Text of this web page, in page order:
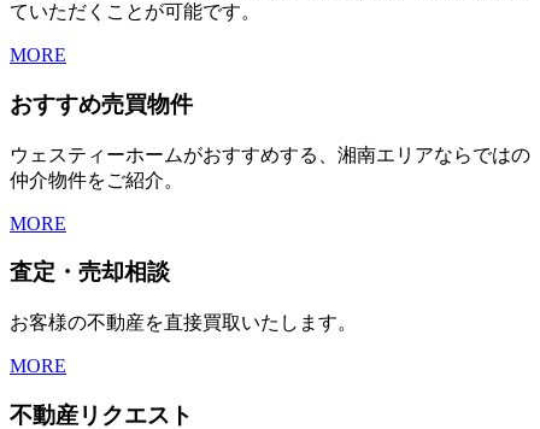
ていただくことが可能です。
MORE
おすすめ売買物件
ウェスティーホームがおすすめする、湘南エリアならではの
仲介物件をご紹介。
MORE
査定・売却相談
お客様の不動産を直接買取いたします。
MORE
不動産リクエスト